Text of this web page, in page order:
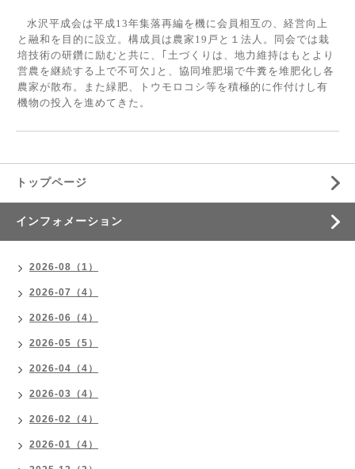
水沢平成会は平成13年集落再編を機に会員相互の、経営向上
と融和を目的に設立。構成員は農家 19 戸と１法人。同会では栽
培技術の研鑽に励むと共に、｢土づくりは、地力維持はもとより
営農を継続する上で不可欠｣と、協同堆肥場で牛糞を堆肥化し各
農家が散布。また緑肥、トウモロコシ等を積極的に作付けし有
機物の投入を進めてきた。
トップページ
インフォメーション
2026-08（1）
2026-07（4）
2026-06（4）
2026-05（5）
2026-04（4）
2026-03（4）
2026-02（4）
2026-01（4）